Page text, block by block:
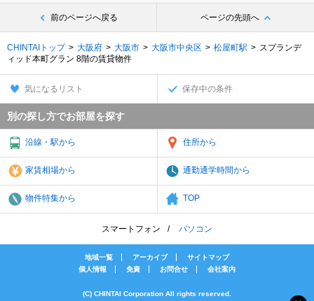
前のページへ戻る ページの先頭へ
CHINTAIトップ 大阪府 大阪市 大阪市中央区 松屋町駅
スプランデ
ィッド本町グラン 8階の賃貸物件
気になるリスト 保存中の条件
別の探し方でお部屋を探す
沿線・駅から 住所から
家賃相場から 通勤通学時間から
物件特集から TOP
スマートフォン パソコン
地域一覧 アーカイブ
サイトマップ
個人情報
免責 お問合せ 会社案内
(C) CHINTAI Corporation All rights reserved.